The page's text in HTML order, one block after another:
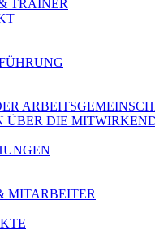
TRAINER
ÜBER DIE
MITARBEITER